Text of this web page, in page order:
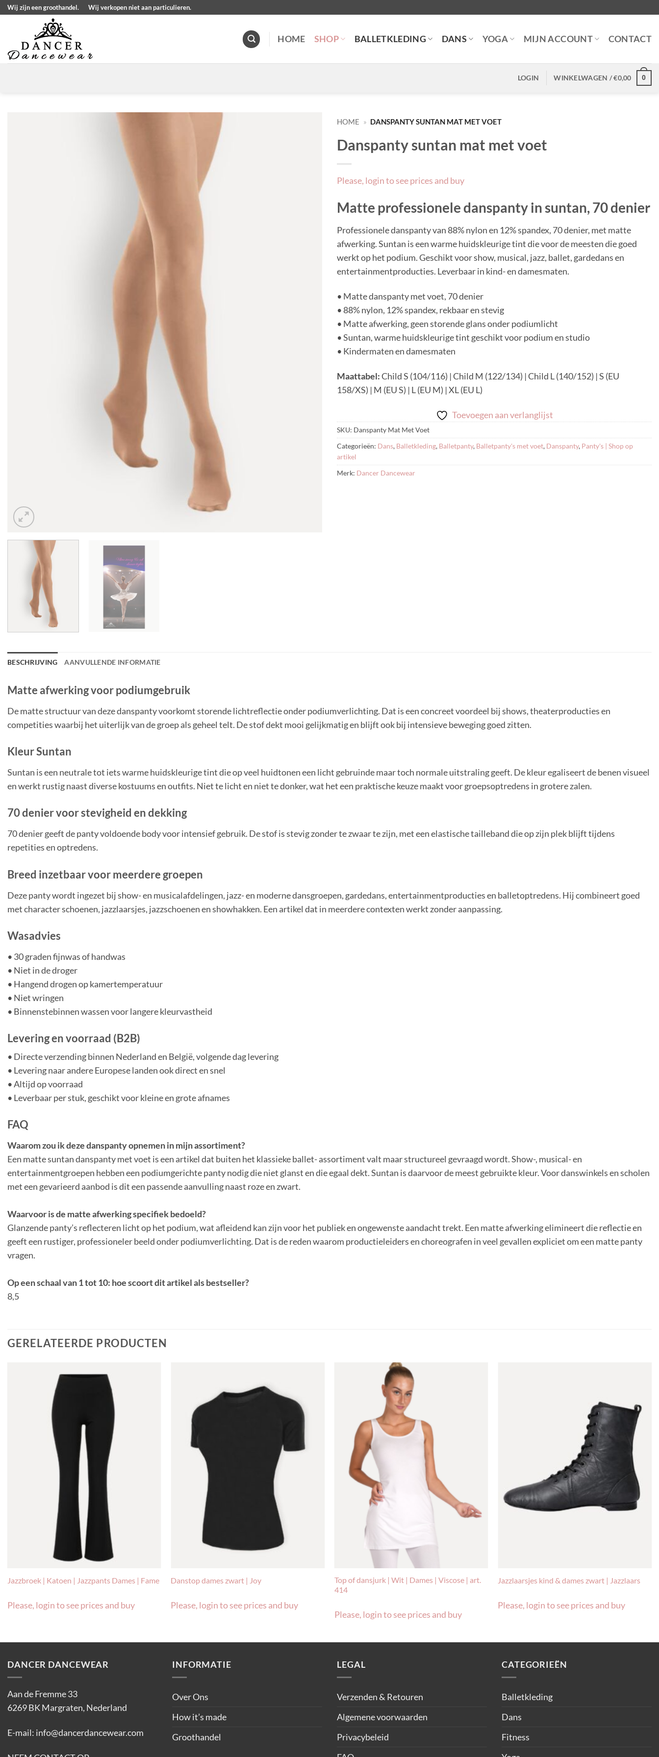
GaWij zijn een groothandel. Wij verkopen niet aan particulieren.
HOME SHOP BALLETKLEDING DANS YOGA MIJN ACCOUNT CONTACT
LOGIN WINKELWAGEN /€0,00 0
HOME » DANSPANTY SUNTAN MAT MET VOET
Danspanty suntan mat met voet
Please, login to see prices and buy
Matte professionele danspanty in suntan, 70 denier
Professionele danspanty van 88% nylon en 12% spandex, 70 denier, met matte
afwerking.Suntan is een warme huidskleurige tint die voor de meesten die goed
werkt op het podium.Geschikt voor show, musical, jazz, ballet, gardedans en
entertainmentproducties. Leverbaarin kind- en damesmaten.
• Matte danspanty met voet, 70 denier
• 88% nylon, 12% spandex, rekbaar en stevig
• Matte afwerking, geen storende glans onder podiumlicht
• Suntan, warme huidskleurige tint geschikt voor podium en studio
• Kindermaten en damesmaten
Maattabel:Child S (104/116) | Child M (122/134) | Child L (140/152) | S (EU
158/XS) | M (EU S) | L (EU M) | XL (EU L)
Toevoegen aan verlanglijst
SKU: Danspanty Mat Met Voet
Categorieën: Dans, Balletkleding, Balletpanty, Balletpanty's met voet, Danspanty, Panty's | Shop op
artikel
Merk: Dancer Dancewear
BESCHRIJVING AANVULLENDE INFORMATIE
Matte afwerking voor podiumgebruik
De matte structuur van deze danspanty voorkomt storende lichtreflectie onderpodiumverlichting. Dat is een concreet voordeel bij shows, theaterproducties en
competitieswaarbij het uiterlijk van de groep als geheel telt. De stof dekt mooi gelijkmatigen blijft ook bij intensieve beweging goed zitten.
Kleur Suntan
Suntan is een neutrale tot iets warmehuidskleurige tint die op veel huidtonen een licht gebruinde maar toch normale uitstraling geeft. De kleur egaliseert de benen visueel
en werkt rustig naast diverse kostuums en outfits. Niet te licht en niet te donker, wat het een praktische keuze maakt voor groepsoptredens in grotere zalen.
70 denier voor stevigheid en dekking
70 denier geeft de panty voldoende body voor intensief gebruik. De stof is stevig zonder tezwaar te zijn, met een elastische tailleband die op zijn plek blijft tijdens
repetities enoptredens.
Breed inzetbaar voor meerdere groepen
Deze panty wordt ingezet bij show- en musicalafdelingen, jazz- en moderne dansgroepen, gardedans, entertainmentproducties en balletoptredens. Hij combineert goed
met characterschoenen, jazzlaarsjes, jazzschoenen en showhakken. Een artikel dat in meerderecontexten werkt zonder aanpassing.
Wasadvies
• 30 graden fijnwas of handwas
• Niet in de droger
• Hangend drogen op kamertemperatuur
• Niet wringen
• Binnenstebinnen wassen voor langere kleurvastheid
Levering en voorraad (B2B)
• Directe verzending binnen Nederland en België, volgende dag levering
• Levering naar andere Europese landen ook direct en snel
• Altijd op voorraad
• Leverbaar per stuk, geschikt voor kleine en grote afnames
FAQ
Waarom zou ik deze danspanty opnemen in mijn assortiment?
Een matte suntan danspanty met voet is een artikel dat buiten het klassieke ballet-assortiment valt maar structureel gevraagd wordt. Show-, musical- en
entertainmentgroepen hebben een podiumgerichte panty nodig die niet glanst en die egaal dekt. Suntan isdaarvoor de meest gebruikte kleur. Voor danswinkels en scholen
met een gevarieerd aanbod is dit een passende aanvulling naast roze en zwart.
Waarvoor is de matte afwerking specifiek bedoeld?
Glanzende panty’s reflecteren licht op het podium, wat afleidend kan zijn voor het publiek enongewenste aandacht trekt. Een matte afwerking elimineert die reflectie en
geeft een rustiger, professioneler beeld onder podiumverlichting. Dat is de reden waarom productieleiders en choreografen in veel gevallen expliciet om een matte panty
vragen.
Op een schaal van 1 tot 10: hoe scoort dit artikel als bestseller?
8,5
GERELATEERDE PRODUCTEN
Jazzbroek | Katoen | Jazzpants Dames | Fame
Please, login to see prices and buy
aan
verlanglijst
Danstop dames zwart | Joy
Please, login to see prices and buy
Top of dansjurk | Wit | Dames | Viscose | art.
414
Please, login to see prices and buy
verlanglijst
Jazzlaarsjes kind & dames zwart | Jazzlaars
Please, login to see prices and buy
DANCER DANCEWEAR
Aan de Fremme 33
6269 BK Margraten, Nederland
E-mail: info@dancerdancewear.com
INFORMATIE
Over Ons
How it’s made
Groothandel
LEGAL
Verzenden & Retouren
Algemene voorwaarden
Privacybeleid
CATEGORIEËN
Balletkleding
Dans
Fitness